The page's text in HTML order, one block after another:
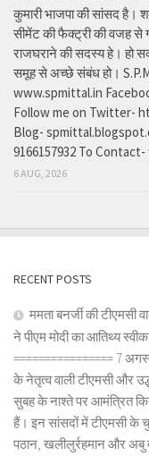
कुमारी भाजपा की सांसद है।
सीमेंट की फैक्ट्री की वजह से
राजघराने की सदस्य हे। हो
समूह से अच्छे संबंध हो।
www.spmittal.in
Follow me on Twitter-
Blog-
9166157932 To Contact-
6 AUG, 2026
RECENT POSTS
ममता बनर्जी की
ने पीएम मोदी का आतिथ्य
================ 7
के नेतृत्व वाली टीएमसी और
सुबह के नाश्ते पर आमंत्रित
हैं। इन सांसदों में टीएमसी के
पठान, खलीलुर्रहमान और अबु